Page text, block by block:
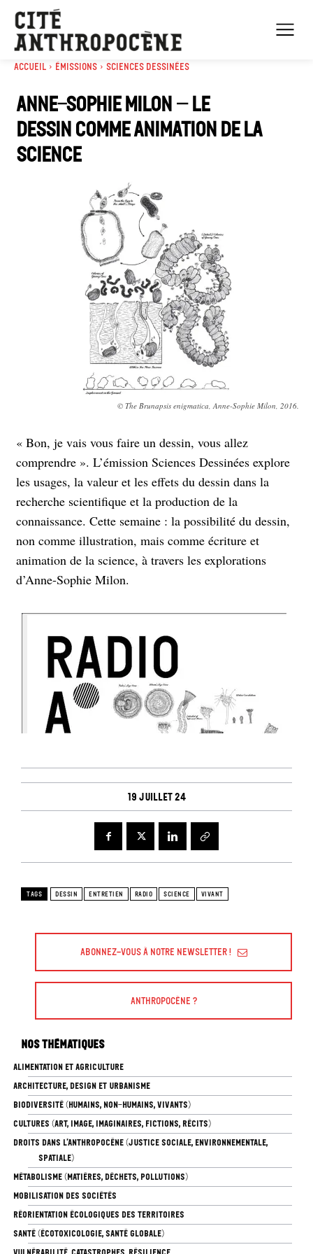
Accueil Émissions Sciences dessinées
Anne-Sophie Milon – Le
Dessin comme animation de la
science
© The Brunapsis enigmatica, Anne-Sophie Milon, 2016.
« Bon, je vais vous faire un dessin, vous allez
comprendre ». L’émission Sciences Dessinées explore
les usages, la valeur et les effets du dessin dans la
recherche scientifique et la production de la
connaissance. Cette semaine : la possibilité du dessin,
non comme illustration, mais comme écriture et
animation de la science, à travers les explorations
d’Anne-Sophie Milon.
19 juillet 24
TAGS DESSIN ENTRETIEN RADIO SCIENCE VIVANT
Abonnez-vous à Notre Newsletter !
Anthropocène ?
Nos thématiques
ALIMENTATION ET AGRICULTURE
ARCHITECTURE, DESIGN ET URBANISME
BIODIVERSITÉ (HUMAINS, NON-HUMAINS, VIVANTS)
CULTURES (ART, IMAGE, IMAGINAIRES, FICTIONS, RÉCITS)
DROITS DANS L’ANTHROPOCÈNE (JUSTICE SOCIALE, ENVIRONNEMENTALE,
SPATIALE)
MÉTABOLISME (MATIÈRES, DÉCHETS, POLLUTIONS)
MOBILISATION DES SOCIÉTÉS
RÉORIENTATION ÉCOLOGIQUES DES TERRITOIRES
SANTÉ (ÉCOTOXICOLOGIE, SANTÉ GLOBALE)